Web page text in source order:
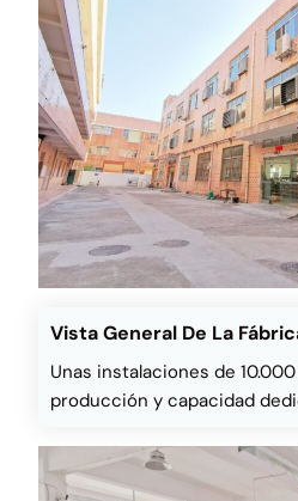
Vista General De La
Unas instalaciones de
producción y capacidad